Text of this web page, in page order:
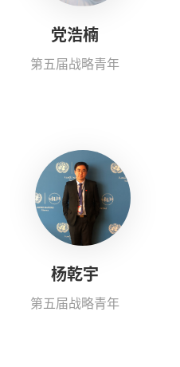
党浩楠
第五届战略青年
杨乾宇
第五届战略青年